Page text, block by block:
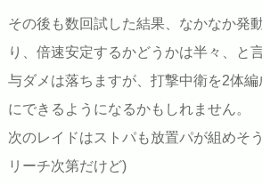
その後も数回試した結果、なかなか発
り、倍速安定するかどうかは半々、と
与ダメは落ちますが、打撃中衛を2体
にできるようになるかもしれません。
次のレイドはストパも放置パが組めそ
リーチ次第だけど)